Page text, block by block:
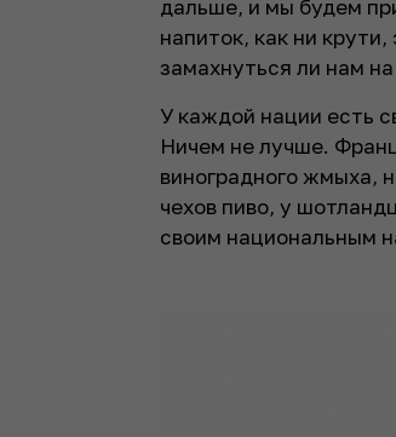
дальше, и мы будем
напиток, как ни
замахнуться ли нам
У каждой нации есть
Ничем не лучше.
виноградного жмыха,
чехов пиво, у
своим национальным